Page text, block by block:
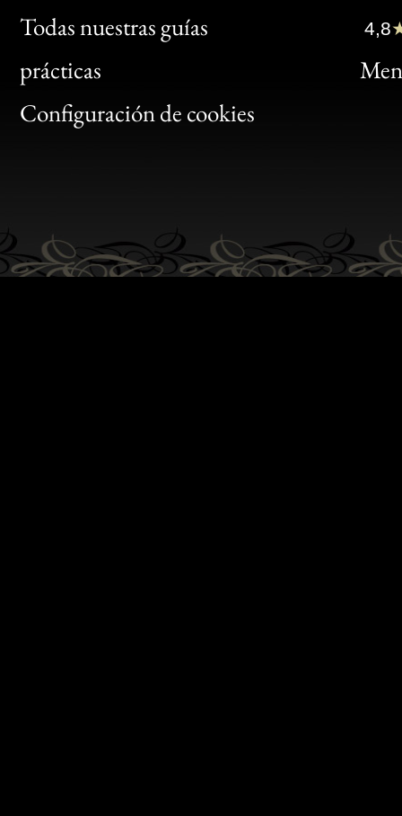
Todas nuestras guías
prácticas
Configuración de cookies
Clic
Bon
4,8